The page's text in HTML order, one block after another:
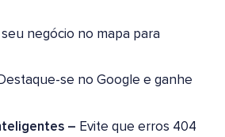
negócio no mapa para
Destaque-se no Google e ganhe
– Evite que erros 404